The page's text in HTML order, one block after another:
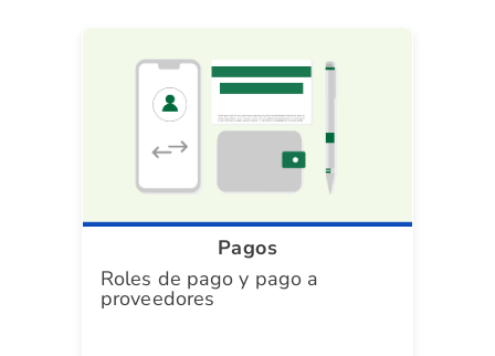
Pagos
Roles de pago y pago a
proveedores